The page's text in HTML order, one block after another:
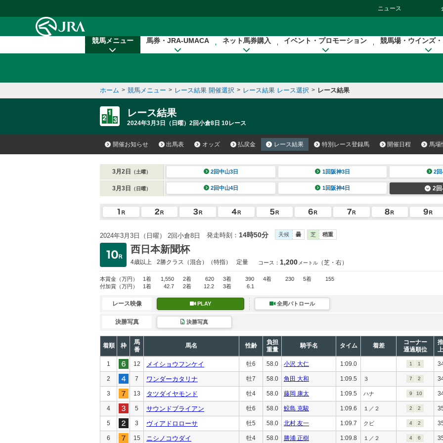
ニュース
競馬メニュー 馬券・JRA-UMACA ネット馬券購入 イベント・プロモーション 競馬場・ウインズ
ホーム > 競馬メニュー > レース結果 開催選択 > レース結果 レース選択 > レース結果
レース結果
2024年3月3日（日曜）2回小倉8日 10レース
開催お知らせ 出馬表 オッズ 払戻金 レース結果 特別レース登録馬 開催日程 馬場
3月2日 （土曜） 2回中山3日 1回阪神3日 2
3月3日 （日曜） 2回中山4日 1回阪神4日 2
2024年3月3日（日曜） 2回小倉8日 発走時刻： 14時50分 天候 曇 芝 稍重
西日本新聞杯
4歳以上 2勝クラス （混合）（特指） 定量 コース： 1,200 メートル （芝・右）
本賞金 （万円） 1着 1,550 2着 620 3着 390 4着 230 5着
155
付加賞 （万円） 1着 42.7 2着 12.2 3着 6.1
レース映像 PLAY 全周パトロール
決勝写真 決勝写真
着順 枠
馬
番
馬名 性齢
負担
重量
騎手名 タイム 着差
コーナー
通過順位
1 12 メイショウフンケイ 牡6 58.0 小沢 大仁 1:09.0 1 1
2 7 ワンダーカタリナ 牡7 58.0 角田 大和 1:09.5 ３ 7 2
3 13 タツダイヤモンド 牡4 58.0 藤岡 康太 1:09.5 ハナ 9 10
4 5 サウンドブライアン 牡6 58.0 鮫島 克駿 1:09.6 １／２ 2 2
5 3 ヴィアドロローサ 牡5 58.0 北村 友一 1:09.7 クビ 4 2
6 15 ニシノコウダイ 牡4 58.0 勝浦 正樹 1:09.8 １／２ 4 6